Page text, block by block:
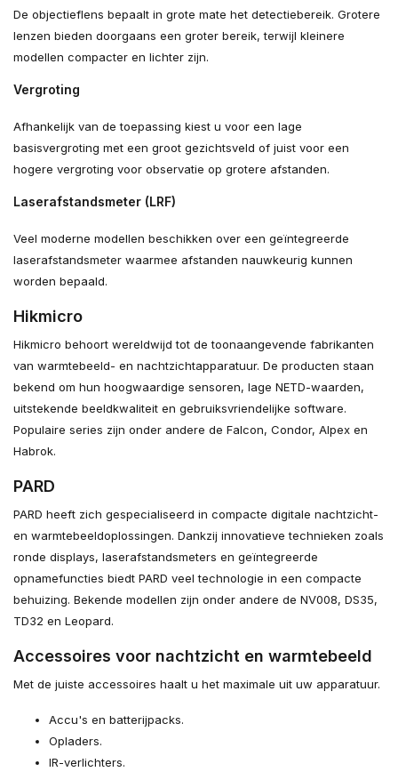
De objectieflens bepaalt in grote mate het detectiebereik. Grotere
lenzen bieden doorgaans een groter bereik, terwijl kleinere
modellen compacter en lichter zijn.
Vergroting
Afhankelijk van de toepassing kiest u voor een lage
basisvergroting met een groot gezichtsveld of juist voor een
hogere vergroting voor observatie op grotere afstanden.
Laserafstandsmeter (LRF)
Veel moderne modellen beschikken over een geïntegreerde
laserafstandsmeter waarmee afstanden nauwkeurig kunnen
worden bepaald.
Hikmicro
Hikmicro behoort wereldwijd tot de toonaangevende fabrikanten
van warmtebeeld- en nachtzichtapparatuur. De producten staan
bekend om hun hoogwaardige sensoren, lage NETD-waarden,
uitstekende beeldkwaliteit en gebruiksvriendelijke software.
Populaire series zijn onder andere de Falcon, Condor, Alpex en
Habrok.
PARD
PARD heeft zich gespecialiseerd in compacte digitale nachtzicht-
en warmtebeeldoplossingen. Dankzij innovatieve technieken zoals
ronde displays, laserafstandsmeters en geïntegreerde
opnamefuncties biedt PARD veel technologie in een compacte
behuizing. Bekende modellen zijn onder andere de NV008, DS35,
TD32 en Leopard.
Accessoires voor nachtzicht en warmtebeeld
Met de juiste accessoires haalt u het maximale uit uw apparatuur.
Accu's en batterijpacks.
Opladers.
IR-verlichters.